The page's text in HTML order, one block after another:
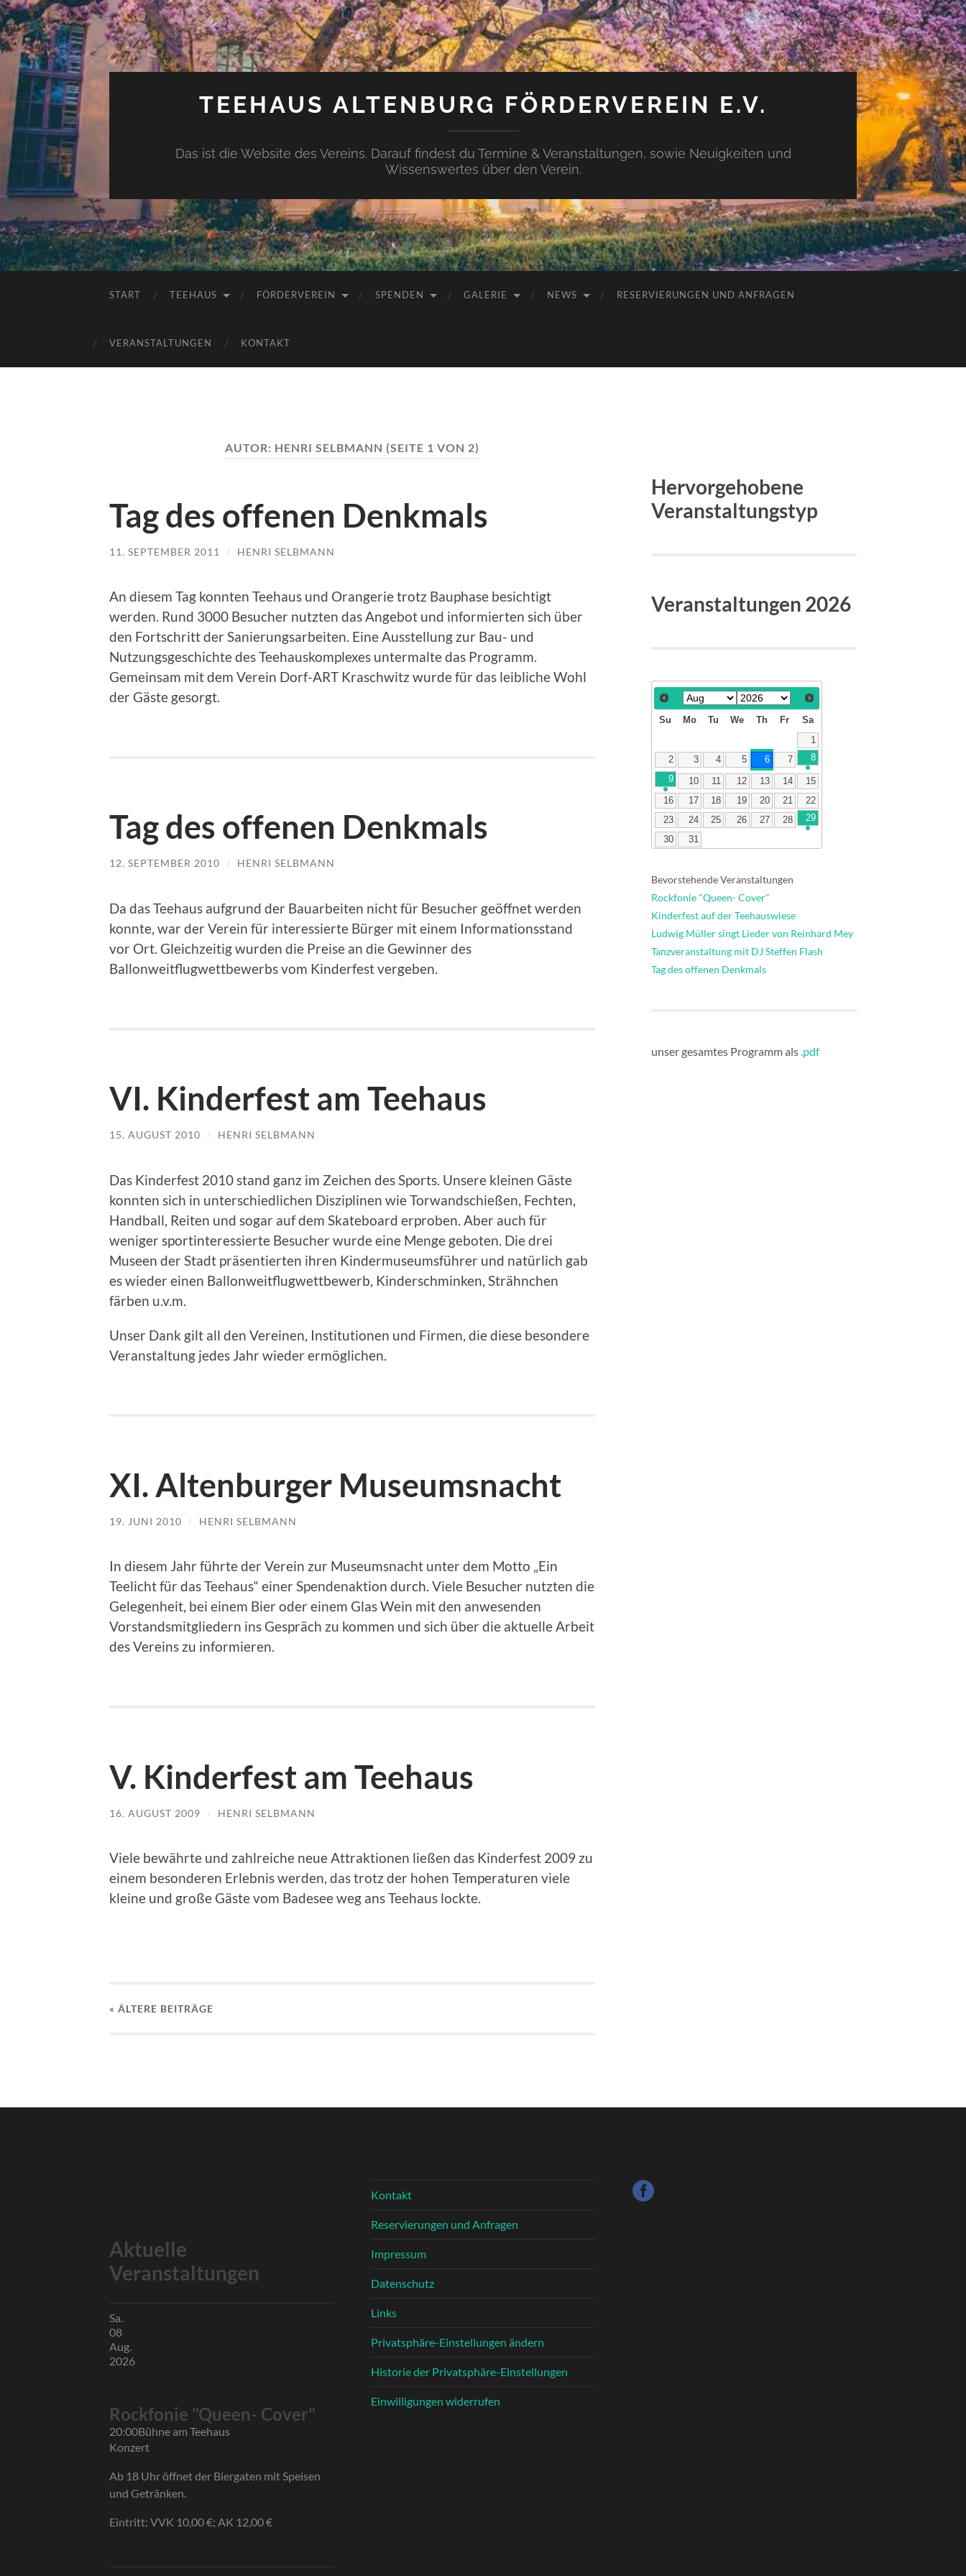
TEEHAUS ALTENBURG FÖRDERVEREIN E.V.
Das ist die Website des Vereins. Darauf findest du Termine & Veranstaltungen, sowie Neuigkeiten und
Wissenswertes über den Verein.
START TEEHAUS FÖRDERVEREIN SPENDEN GALERIE NEWS RESERVIERUNGEN UND ANFRAGEN
VERANSTALTUNGEN KONTAKT
AUTOR: HENRI SELBMANN (SEITE 1 VON 2)
Tag des offenen Denkmals
11. SEPTEMBER 2011 / HENRI SELBMANN
An diesem Tag konnten Teehaus und Orangerie trotz Bauphase besichtigt
werden. Rund 3000 Besucher nutzten das Angebot und informierten sich über
den Fortschritt der Sanierungsarbeiten. Eine Ausstellung zur Bau- und
Nutzungsgeschichte des Teehauskomplexes untermalte das Programm.
Gemeinsam mit dem Verein Dorf-ART Kraschwitz wurde für das leibliche Wohl
der Gäste gesorgt.
Tag des offenen Denkmals
12. SEPTEMBER 2010 / HENRI SELBMANN
Da das Teehaus aufgrund der Bauarbeiten nicht für Besucher geöffnet werden
konnte, war der Verein für interessierte Bürger mit einem Informationsstand
vor Ort. Gleichzeitig wurden die Preise an die Gewinner des
Ballonweitflugwettbewerbs vom Kinderfest vergeben.
VI. Kinderfest am Teehaus
15. AUGUST 2010 / HENRI SELBMANN
Das Kinderfest 2010 stand ganz im Zeichen des Sports. Unsere kleinen Gäste
konnten sich in unterschiedlichen Disziplinen wie Torwandschießen, Fechten,
Handball, Reiten und sogar auf dem Skateboard erproben. Aber auch für
weniger sportinteressierte Besucher wurde eine Menge geboten. Die drei
Museen der Stadt präsentierten ihren Kindermuseumsführer und natürlich gab
es wieder einen Ballonweitflugwettbewerb, Kinderschminken, Strähnchen
färben u.v.m.
Unser Dank gilt all den Vereinen, Institutionen und Firmen, die diese besondere
Veranstaltung jedes Jahr wieder ermöglichen.
XI. Altenburger Museumsnacht
19. JUNI 2010 / HENRI SELBMANN
In diesem Jahr führte der Verein zur Museumsnacht unter dem Motto „Ein
Teelicht für das Teehaus“ einer Spendenaktion durch. Viele Besucher nutzten die
Gelegenheit, bei einem Bier oder einem Glas Wein mit den anwesenden
Vorstandsmitgliedern ins Gespräch zu kommen und sich über die aktuelle Arbeit
des Vereins zu informieren.
V. Kinderfest am Teehaus
16. AUGUST 2009 / HENRI SELBMANN
Viele bewährte und zahlreiche neue Attraktionen ließen das Kinderfest 2009 zu
einem besonderen Erlebnis werden, das trotz der hohen Temperaturen viele
kleine und große Gäste vom Badesee weg ans Teehaus lockte.
« ÄLTERE BEITRÄGE
Hervorgehobene
Veranstaltungstyp
Veranstaltungen 2026
Su Mo Tu We Th Fr
Sa
1
2
3 4 5 6 7 8
9 10 11 12 13 14
15
16
17 18 19 20 21
22
23
24 25 26 27 28 29
30 31
Bevorstehende Veranstaltungen
Rockfonie "Queen- Cover"
Kinderfest auf der Teehauswiese
Ludwig Müller singt Lieder von Reinhard Mey
Tanzveranstaltung mit DJ Steffen Flash
Tag des offenen Denkmals
unser gesamtes Programm als.pdf
Aktuelle
Veranstaltungen
Sa.
08
Aug.
2026
Rockfonie "Queen- Cover"
20:00Bühne am Teehaus
Konzert
Ab 18 Uhr öffnet der Biergaten mit Speisen
und Getränken.
Eintritt: VVK 10,00 €; AK 12,00 €
Kontakt
Reservierungen und Anfragen
Impressum
Datenschutz
Links
Privatsphäre-Einstellungen ändern
Historie der Privatsphäre-Einstellungen
Einwilligungen widerrufen